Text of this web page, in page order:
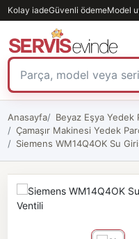
Kolay iadeGüvenli ödemeModel
Anasayfa
Beyaz Eşya Yedek
Çamaşır Makinesi Yedek
Siemens WM14Q4OK Su